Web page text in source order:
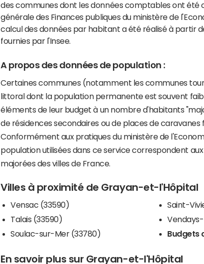
des communes dont les données comptables ont été
générale des Finances publiques du ministère de
calcul des données par habitant a été réalisé à partir
fournies par l'Insee.
A propos des données de population :
Certaines communes (notamment les communes
littoral dont la population permanente est souvent
éléments de leur budget à un nombre d'habitants
de résidences secondaires ou de places de caravanes
Conformément aux pratiques du ministère de
population utilisées dans ce service correspondent
majorées des villes de France.
Villes à proximité de Grayan-et-l'Hôpital
Vensac (33590)
Talais (33590)
Soulac-sur-Mer (33780)
Saint-
Budgets
En savoir plus sur Grayan-et-l'Hôpital